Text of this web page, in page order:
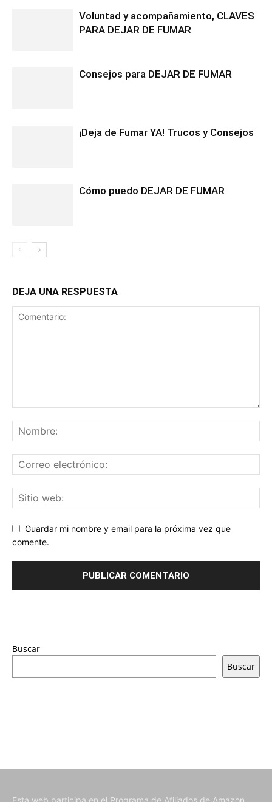
Voluntad y acompañamiento, CLAVES
PARA DEJAR DE FUMAR
Consejos para DEJAR DE FUMAR
¡Deja de Fumar YA! Trucos y Consejos
Cómo puedo DEJAR DE FUMAR
DEJA UNA RESPUESTA
Guardar mi nombre y email para la próxima vez que
comente.
Buscar
Buscar